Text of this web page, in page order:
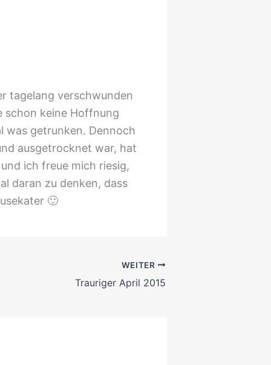
tagelang verschwunden
schon keine Hoffnung
was getrunken. Dennoch
ausgetrocknet war, hat
ich freue mich riesig,
daran zu denken, dass
🙂
WEITER
Trauriger April 2015